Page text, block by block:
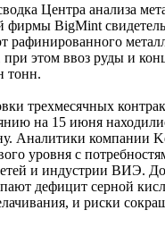
Центра анализа
фирмы BigMint
рафинированного
этом ввоз руды и
тонн.
трехмесячных
на 15 июня
Аналитики компании
уровня с
и индустрии ВИЭ.
дефицит серной
и риски